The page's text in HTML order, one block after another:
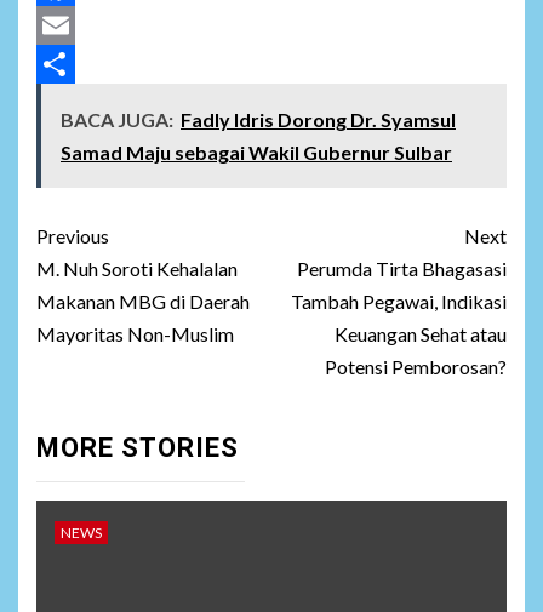
Facebook
Email
BACA JUGA: Fadly Idris Dorong Dr. Syamsul
Samad Maju sebagai Wakil Gubernur Sulbar
Post
navigation
Previous
M. Nuh Soroti Kehalalan
Makanan MBG di Daerah
Mayoritas Non-Muslim
Next
Perumda Tirta Bhagasasi
Tambah Pegawai, Indikasi
Keuangan Sehat atau
Potensi Pemborosan?
MORE STORIES
NEWS